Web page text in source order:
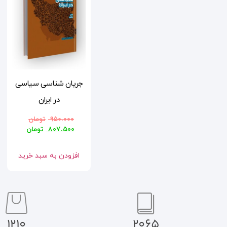
جریان شناسی سیاسی
در ایران
۹۵۰.۰۰۰ تومان
۸۰۷.۵۰۰ تومان
افزودن به سبد خرید